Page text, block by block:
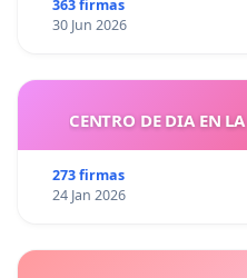
363 firmas
30 Jun 2026
CENTRO DE DIA EN
273 firmas
24 Jan 2026